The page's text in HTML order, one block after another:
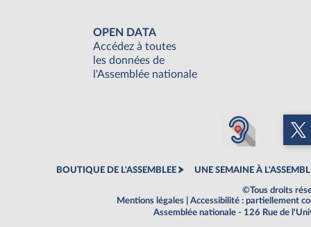
OPEN DATA
Accédez à toutes
les données de
l'Assemblée nationale
BOUTIQUE DE L'ASSEMBLEE UNE SEMAINE À
©Tous droits
Mentions légales
Accessibilité : partiellement
Assemblée nationale - 126 Rue de